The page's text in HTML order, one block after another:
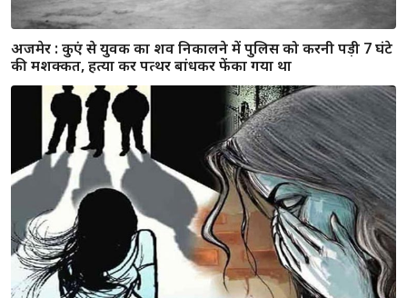
IPL 2020 : मुंबई इंडियंस की शाही जीत का श्रेय जाता है इन 5
खिलाड़ियों को